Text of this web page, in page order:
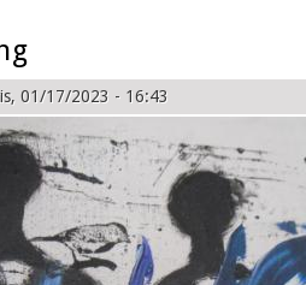
01/17/2023 - 16:43